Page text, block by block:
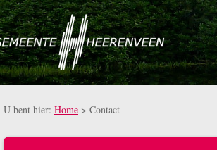
U bent hier: Home > Contact